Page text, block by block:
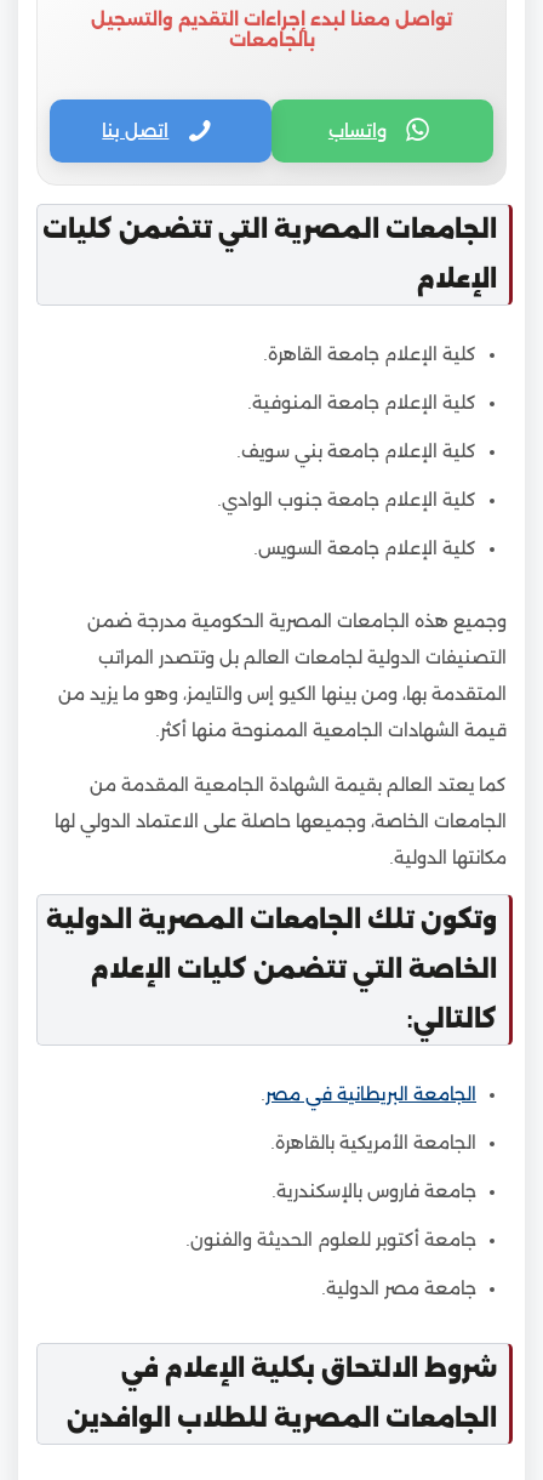
تواصل معنا لبدء إجراءات التقديم والتسجيل
بالجامعات
واتساب اتصل بنا
الجامعات المصرية التي تتضمن كليات
الإعلام
كلية الإعلام جامعة القاهرة.
كلية الإعلام جامعة المنوفية.
كلية الإعلام جامعة بني سويف.
كلية الإعلام جامعة جنوب الوادي.
كلية الإعلام جامعة السويس.
وجميع هذه الجامعات المصرية الحكومية مدرجة ضمن
التصنيفات الدولية لجامعات العالم بل وتتصدر المراتب
المتقدمة بها، ومن بينها الكيو إس والتايمز، وهو ما يزيد من
قيمة الشهادات الجامعية الممنوحة منها أكثر.
كما يعتد العالم بقيمة الشهادة الجامعية المقدمة من
الجامعات الخاصة، وجميعها حاصلة على الاعتماد الدولي لها
مكانتها الدولية.
وتكون تلك الجامعات المصرية الدولية
الخاصة التي تتضمن كليات الإعلام
كالتالي:
الجامعة البريطانية في مصر
الجامعة الأمريكية بالقاهرة.
جامعة فاروس بالإسكندرية.
جامعة أكتوبر للعلوم الحديثة والفنون.
جامعة مصر الدولية.
شروط الالتحاق بكلية الإعلام في
الجامعات المصرية للطلاب الوافدين